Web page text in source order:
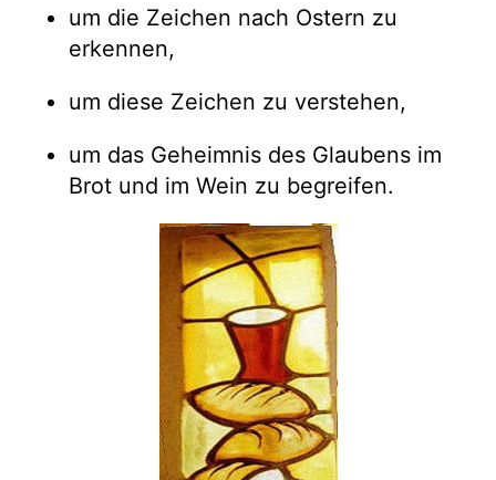
um die Zeichen nach Ostern zu
erkennen,
um diese Zeichen zu verstehen,
um das Geheimnis des Glaubens im
Brot und im Wein zu begreifen.